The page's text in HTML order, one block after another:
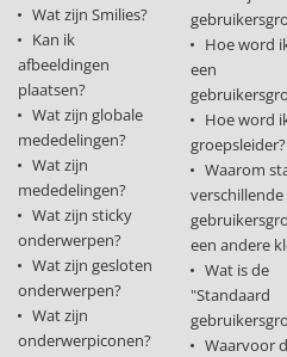
Wat zijn Smilies?
Kan ik
afbeeldingen
plaatsen?
Wat zijn globale
mededelingen?
Wat zijn
mededelingen?
Wat zijn sticky
onderwerpen?
Wat zijn gesloten
onderwerpen?
Wat zijn
onderwerpiconen?
Hoe word
een
Hoe word
groepsleider?
Waarom
verschillende
een andere
Wat is de
"Standaard
Waarvoor